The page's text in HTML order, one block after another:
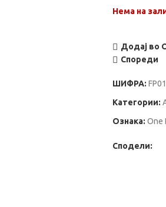
Нема на
Додај во
Спореди
ШИФРА:
Категории:
Ознака: One
Сподели: